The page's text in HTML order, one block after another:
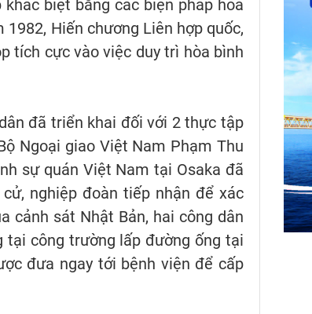
biệt bằng các biện pháp hòa
Hiến chương Liên hợp quốc,
tích cực vào việc duy trì hòa bình
đã triển khai đối với 2 thực tập
Ngoại giao Việt Nam Phạm Thu
sự quán Việt Nam tại Osaka đã
nghiệp đoàn tiếp nhận để xác
cảnh sát Nhật Bản, hai công dân
công trường lấp đường ống tại
đưa ngay tới bệnh viện để cấp